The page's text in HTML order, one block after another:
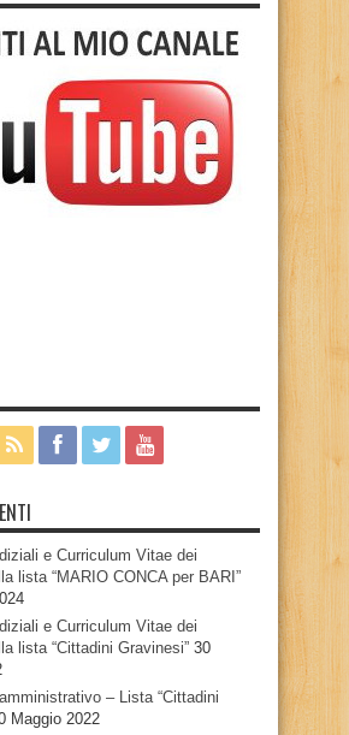
e Curriculum Vitae dei
lista “MARIO CONCA per BARI”
e Curriculum Vitae dei
lista “Cittadini Gravinesi” 30
– Lista “Cittadini
Maggio 2022